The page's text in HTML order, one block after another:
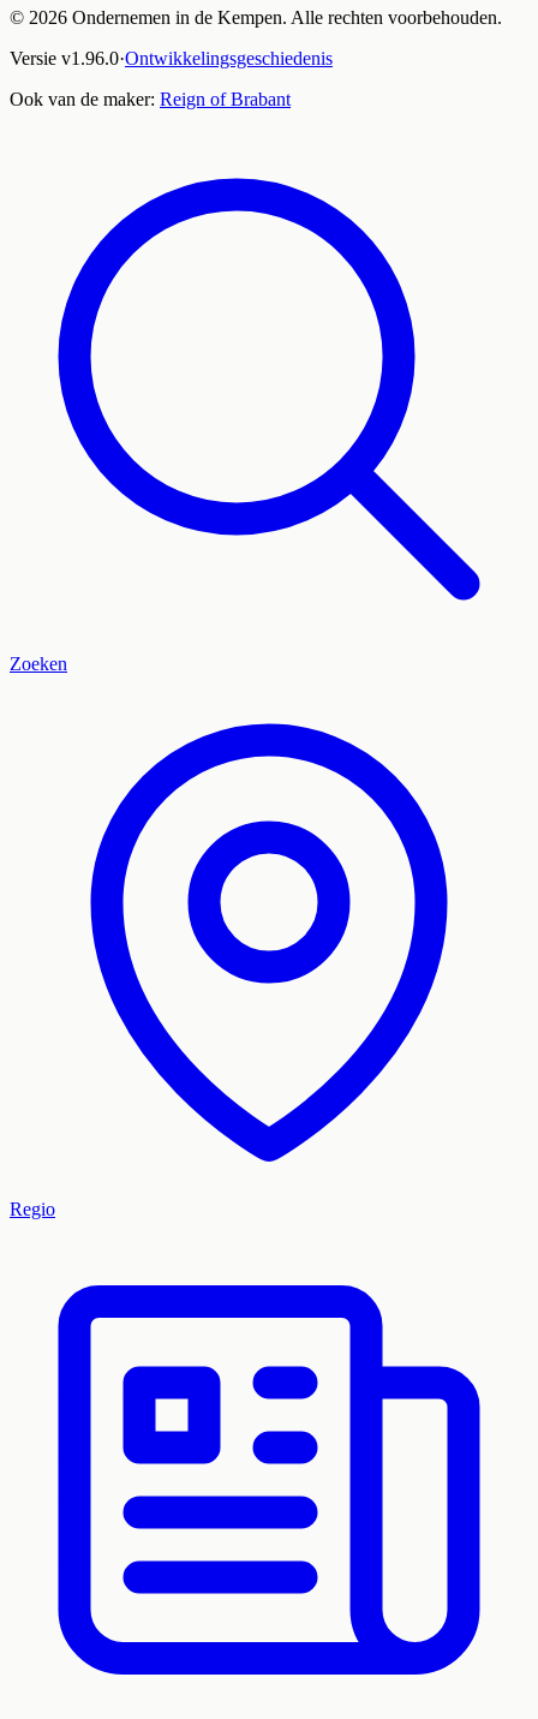
© 2026 Ondernemen in de Kempen. Alle rechten voorbehouden.
Versie v1.96.0·Ontwikkelingsgeschiedenis
Ook van de maker: Reign of Brabant
Zoeken
Regio